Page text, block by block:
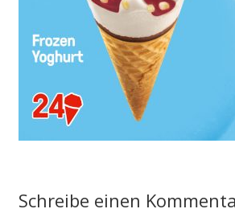
Schreibe einen